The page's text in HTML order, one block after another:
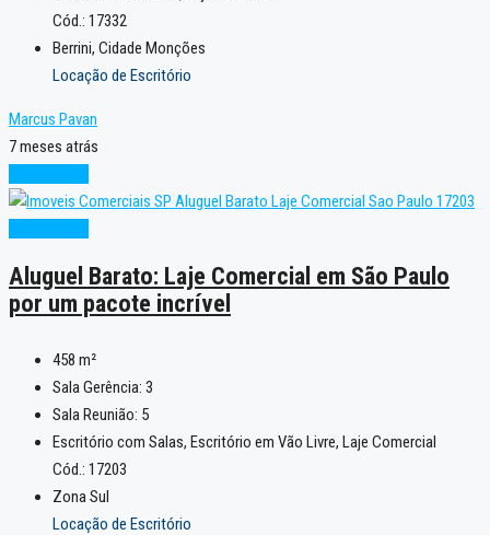
Cód.: 17332
Berrini, Cidade Monções
Locação de Escritório
Marcus Pavan
7 meses atrás
Aluguel Barato: Laje Comercial em São Paulo
por um pacote incrível
458 m²
Sala Gerência: 3
Sala Reunião: 5
Escritório com Salas, Escritório em Vão Livre, Laje Comercial
Cód.: 17203
Zona Sul
Locação de Escritório